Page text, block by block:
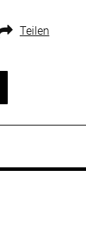
Teilen